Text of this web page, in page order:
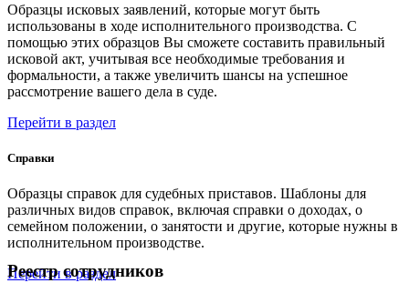
Образцы исковых заявлений, которые могут быть
использованы в ходе исполнительного производства. С
помощью этих образцов Вы сможете составить правильный
исковой акт, учитывая все необходимые требования и
формальности, а также увеличить шансы на успешное
рассмотрение вашего дела в суде.
Перейти в раздел
Справки
Образцы справок для судебных приставов. Шаблоны для
различных видов справок, включая справки о доходах, о
семейном положении, о занятости и другие, которые нужны в
исполнительном производстве.
Перейти в раздел
Реестр сотрудников